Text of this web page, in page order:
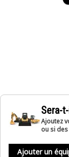
Sera-
Ajoutez
ou si
Ajouter un